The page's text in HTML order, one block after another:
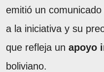
emitió un
a la iniciativa y su
que refleja un apoyo
boliviano.